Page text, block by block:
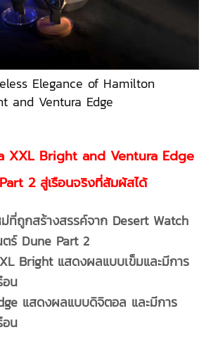
Elegance of Hamilton
and Ventura Edge
XXL Bright and Ventura Edge
2 สู่เรือนจริงที่สัมผัสได้
ที่ถูกสร้างสรรค์จาก Desert Watch
ร์ Dune Part 2
Bright แสดงผลแบบเข็มและมีการ
น
แสดงผลแบบดิจิตอล และมีการ
น